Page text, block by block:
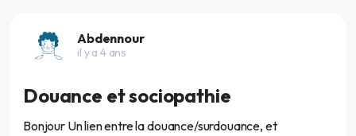
Abdennour
il y a 4 ans
Douance et sociopathie
Bonjour Un lien entre la douance/surdouance, et